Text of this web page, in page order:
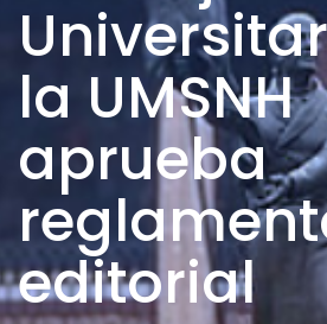
la UMSNH
aprueba
editorial